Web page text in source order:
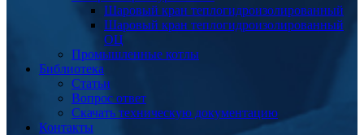
Шаровый кран теплогидроизолированный
Шаровый кран теплогидроизолированный
ОЦ
Промышленные котлы
Библиотека
Статьи
Вопрос ответ
Скачать техническую документацию
Контакты